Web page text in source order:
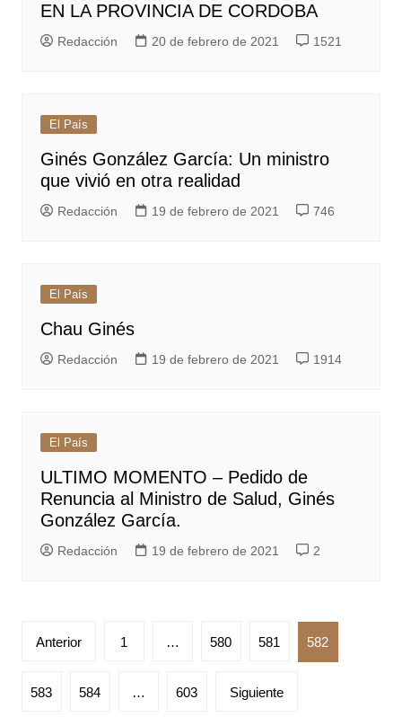
EN LA PROVINCIA DE CORDOBA
Redacción 20 de febrero de 2021 1521
El País
Ginés González García: Un ministro
que vivió en otra realidad
Redacción 19 de febrero de 2021 746
El País
Chau Ginés
Redacción 19 de febrero de 2021 1914
El País
ULTIMO MOMENTO – Pedido de
Renuncia al Ministro de Salud, Ginés
González García.
Redacción 19 de febrero de 2021 2
Paginación
entradas
Anterior 1 … 580 581 582
583 584 … 603 Siguiente